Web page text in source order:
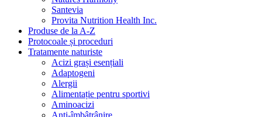
Santevia
Provita Nutrition Health Inc.
Produse de la A-Z
Protocoale și proceduri
Tratamente naturiste
Acizi grași esențiali
Adaptogeni
Alergii
Alimentație pentru sportivi
Aminoacizi